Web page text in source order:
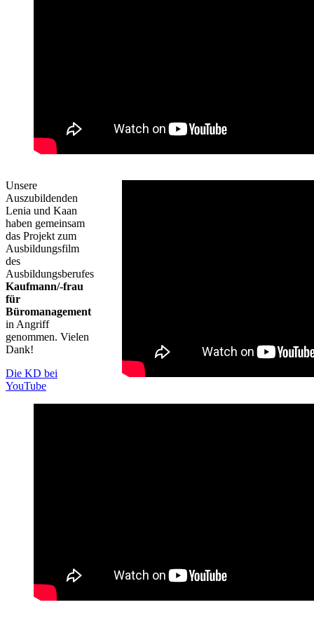
Unsere
Auszubildenden
Lenia und Kaan
haben gemeinsam
das Projekt zum
Ausbildungsfilm
des
Ausbildungsberufes
Kaufmann/-frau
für
Büromanagement
in Angriff
genommen. Vielen
Dank!
Die KD bei
YouTube